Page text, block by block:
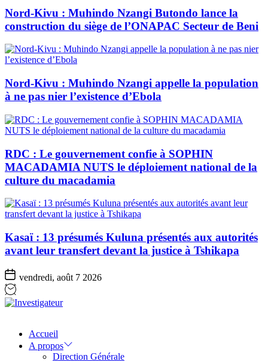
Nord-Kivu : Muhindo Nzangi Butondo lance la
construction du siège de l’ONAPAC Secteur de Beni
Nord-Kivu : Muhindo Nzangi appelle la population
à ne pas nier l’existence d’Ebola
RDC : Le gouvernement confie à SOPHIN
MACADAMIA NUTS le déploiement national de la
culture du macadamia
Kasaï : 13 présumés Kuluna présentés aux autorités
avant leur transfert devant la justice à Tshikapa
vendredi, août 7 2026
Accueil
A propos
Direction Générale